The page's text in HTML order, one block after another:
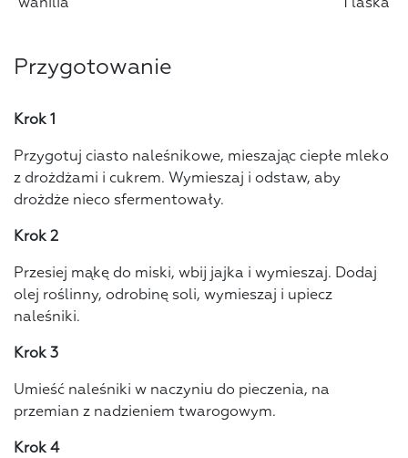
wanilia 1 laska
Przygotowanie
Krok 1
Przygotuj ciasto naleśnikowe, mieszając ciepłe mleko
z drożdżami i cukrem. Wymieszaj i odstaw, aby
drożdże nieco sfermentowały.
Krok 2
Przesiej mąkę do miski, wbij jajka i wymieszaj. Dodaj
olej roślinny, odrobinę soli, wymieszaj i upiecz
naleśniki.
Krok 3
Umieść naleśniki w naczyniu do pieczenia, na
przemian z nadzieniem twarogowym.
Krok 4